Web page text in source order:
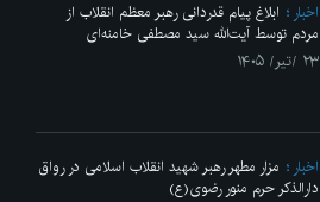
اخبار
ابلاغ پیام قدردانی رهبر معظم انقلاب از
مردم توسط آیت‌الله سید مصطفی خامنه‌ای
۲۳ /تیر/ ۱۴۰۵
اخبار
مزار مطهر رهبر شهید انقلاب اسلامی در رواق
دارالذکر حرم منور رضوی(ع)